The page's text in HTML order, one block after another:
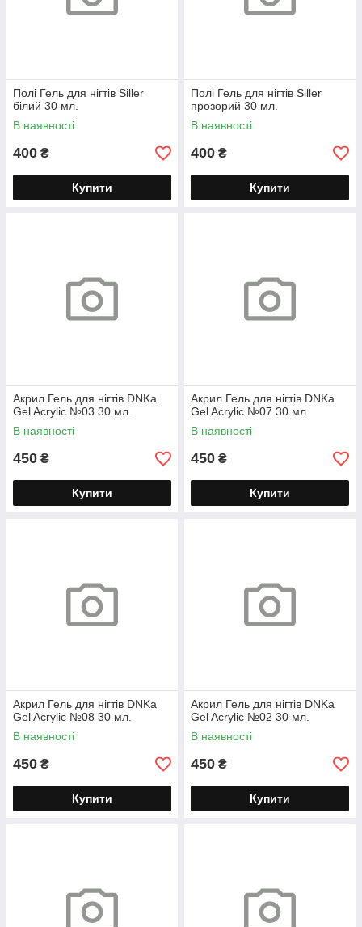
Полі Гель для нігтів Siller
білий 30 мл.
В наявності
400 ₴
Купити
Полі Гель для нігтів Siller
прозорий 30 мл.
В наявності
400 ₴
Купити
Акрил Гель для нігтів DNKa
Gel Acrylic №03 30 мл.
В наявності
450 ₴
Купити
Акрил Гель для нігтів DNKa
Gel Acrylic №07 30 мл.
В наявності
450 ₴
Купити
Акрил Гель для нігтів DNKa
Gel Acrylic №08 30 мл.
В наявності
450 ₴
Купити
Акрил Гель для нігтів DNKa
Gel Acrylic №02 30 мл.
В наявності
450 ₴
Купити